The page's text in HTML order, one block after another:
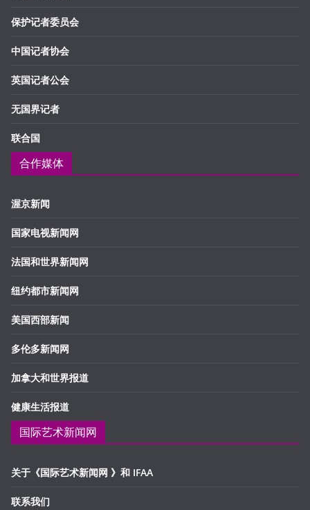
保护记者委员会
中国记者协会
英国记者公会
无国界记者
联合国
合作媒体
渥京新闻
国家电视新闻网
法国和世界新闻网
纽约都市新闻网
美国西部新闻
多伦多新闻网
加拿大和世界报道
健康生活报道
国际艺术新闻网
关于《国际艺术新闻网 》和 IFAA
联系我们